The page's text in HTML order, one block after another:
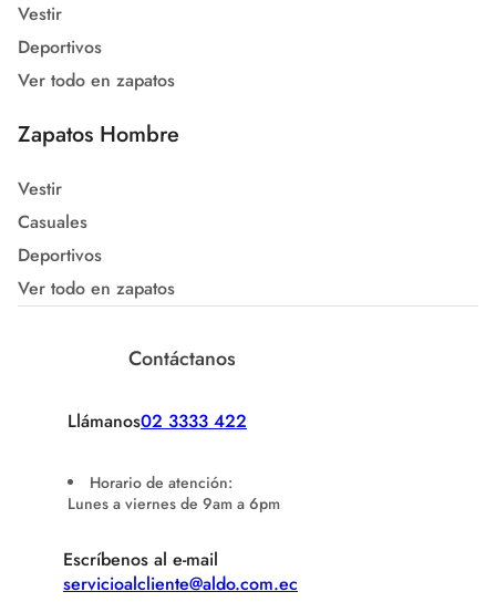
Vestir
Deportivos
Ver todo en zapatos
Zapatos Hombre
Vestir
Casuales
Deportivos
Ver todo en zapatos
Contáctanos
Llámanos02 3333 422
Horario de atención:
Lunes a viernes de 9am a 6pm
Escríbenos al e-mail
servicioalcliente@aldo.com.ec